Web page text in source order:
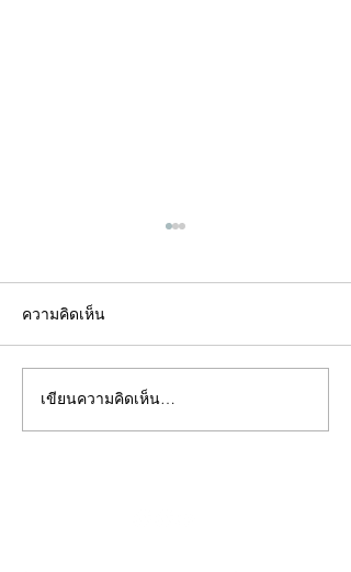
คอลัมน์"จับชีพจรวงการ
พระ"ประจำพุธที่ 29
ความคิดเห็น
เขียนความคิดเห็น…